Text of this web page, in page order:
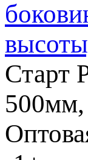
Старт